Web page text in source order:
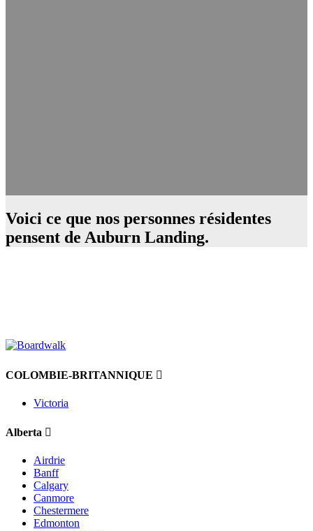
Voici ce que nos personnes résidentes
pensent de Auburn Landing.
COLOMBIE-BRITANNIQUE
Victoria
Alberta
Airdrie
Banff
Calgary
Canmore
Chestermere
Edmonton